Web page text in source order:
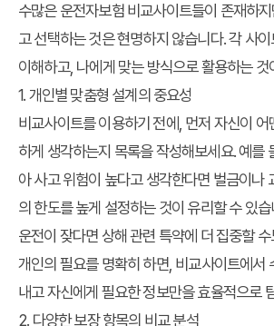
수많은운전자보험 비교사이트들이 존재하
고 선택하는 것은 현명하지 않습니다. 각 사
이해하고, 나에게 맞는 방식으로 활용하는 것
1. 개인별 맞춤형 설계의 중요성
비교사이트를 이용하기 전에, 먼저 자신이 어
하게 생각하는지 목록을 작성해보세요. 예를
아 사고 위험이 높다고 생각한다면 벌금이나
의 한도를 높게 설정하는 것이 유리할 수 있
운전이 잦다면 상해 관련 특약에 더 집중할 수
개인의 필요를 명확히 하면, 비교사이트에서
내고 자신에게 필요한 정보만을 효율적으로
2. 다양한 보장 항목의 비교 분석